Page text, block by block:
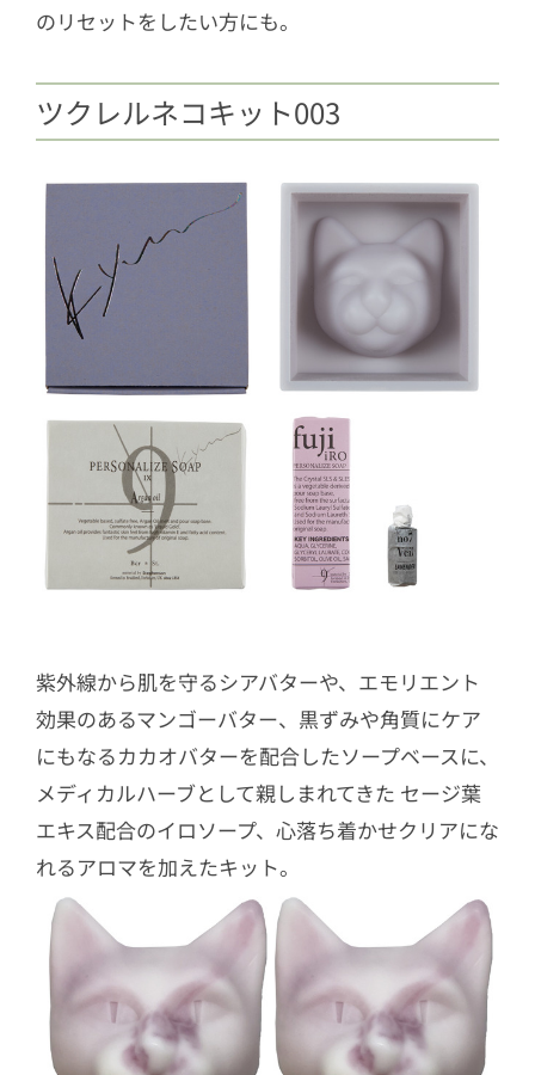
のリセットをしたい方にも。
ツクレルネコキット003
紫外線から肌を守るシアバターや、エモリエント
効果のあるマンゴーバター、黒ずみや角質にケア
にもなるカカオバターを配合したソープベースに、
メディカルハーブとして親しまれてきた セージ葉
エキス配合のイロソープ、心落ち着かせクリアにな
れるアロマを加えたキット。